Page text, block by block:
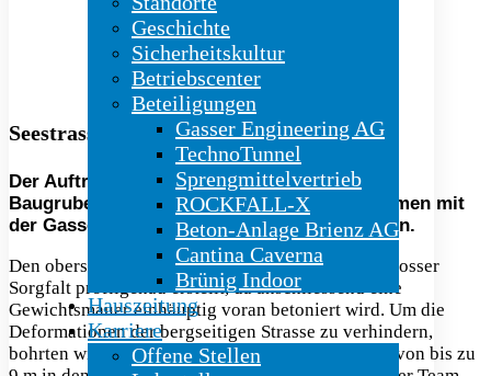
Geschichte
Sicherheitskultur
Betriebscenter
Beteiligungen
Gasser Engineering AG
TechnoTunnel
Sprengmittelvertrieb
ROCKFALL-X
Beton-Anlage Brienz AG
Cantina Caverna
Brünig Indoor
Hauszeitung
Karriere
Offene Stellen
Seestrasse, Weggis (LU)
Der Auftrag konnte mit einer schlanken
Baugrubensicherung als A1H-Projekt zusammen mit
der Gasser Engineering AG gewonnen werden.
Den obersten Teil der Nagelwand haben wir mit grosser
Sorgfalt profilgenau erstellt, da anschliessend eine
Gewichtsmauer einhäuptig voran betoniert wird. Um die
Deformationen der bergseitigen Strasse zu verhindern,
bohrten wir zunächst Mikropfähle mit einer Tiefe von bis zu